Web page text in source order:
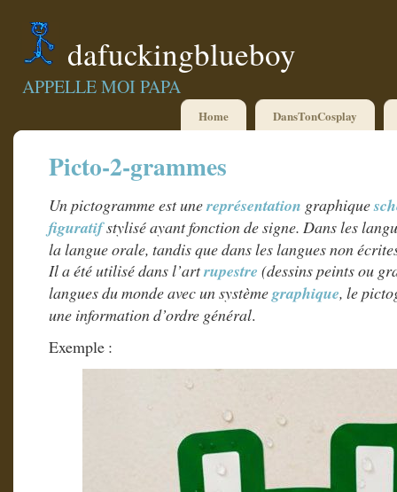
dafuckingblueboy
APPELLE MOI PAPA
Home DansTonCosplay
Picto-2-grammes
Un pictogramme est unereprésentation graphique
figuratifstylisé ayant fonction de signe. Dans les
la langue orale, tandis que dans les langues non
Il a été utilisé dans l’artrupestre (dessins peints ou
langues du monde avec un systèmegraphique, le
une information d’ordre général.
Exemple :